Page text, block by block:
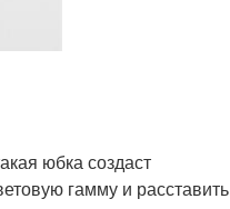
юбка создаст
гамму и расставить